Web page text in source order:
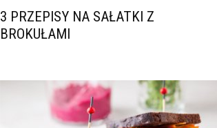
3 PRZEPISY NA SAŁATKI Z
BROKUŁAMI